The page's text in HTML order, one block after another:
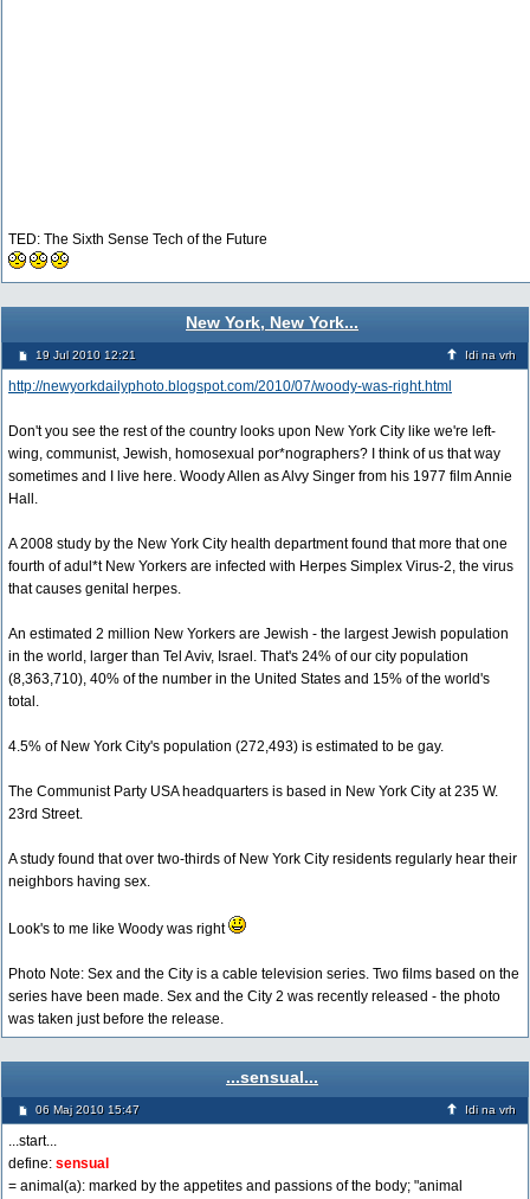
TED: The Sixth Sense Tech of the Future
New York, New York...
19 Jul 2010 12:21 Idi na vrh
http://newyorkdailyphoto.blogspot.com/2010/07/woody-was-right.html
Don't you see the rest of the country looks upon New York City like we're left-
wing, communist, Jewish, homosexual por*nographers? I think of us that way
sometimes and I live here. Woody Allen as Alvy Singer from his 1977 film Annie
Hall.
A 2008 study by the New York City health department found that more that one
fourth of adul*t New Yorkers are infected with Herpes Simplex Virus-2, the virus
that causes genital herpes.
An estimated 2 million New Yorkers are Jewish - the largest Jewish population
in the world, larger than Tel Aviv, Israel. That's 24% of our city population
(8,363,710), 40% of the number in the United States and 15% of the world's
total.
4.5% of New York City's population (272,493) is estimated to be gay.
The Communist Party USA headquarters is based in New York City at 235 W.
23rd Street.
A study found that over two-thirds of New York City residents regularly hear their
neighbors having sex.
Look's to me like Woody was right
Photo Note: Sex and the City is a cable television series. Two films based on the
series have been made. Sex and the City 2 was recently released - the photo
was taken just before the release.
...sensual...
06 Maj 2010 15:47 Idi na vrh
...start...
define: sensual
= animal(a): marked by the appetites and passions of the body; "animal